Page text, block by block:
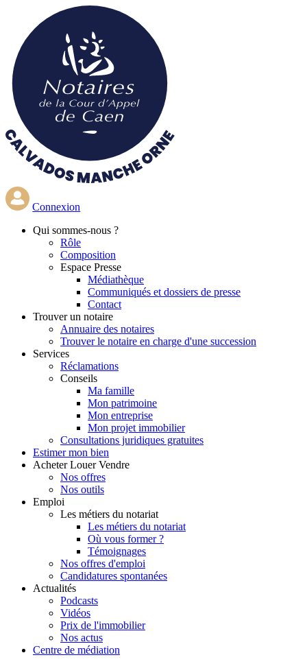
contenu
principal
Connexion
Qui sommes-nous ?
Rôle
Composition
Espace Presse
Médiathèque
Communiqués et dossiers de presse
Contact
Trouver un notaire
Annuaire des notaires
Trouver le notaire en charge d'une succession
Services
Réclamations
Conseils
Ma famille
Mon patrimoine
Mon entreprise
Mon projet immobilier
Consultations juridiques gratuites
Estimer mon bien
Acheter Louer Vendre
Nos offres
Nos outils
Emploi
Les métiers du notariat
Les métiers du notariat
Où vous former ?
Témoignages
Nos offres d'emploi
Candidatures spontanées
Actualités
Podcasts
Vidéos
Prix de l'immobilier
Nos actus
Centre de médiation